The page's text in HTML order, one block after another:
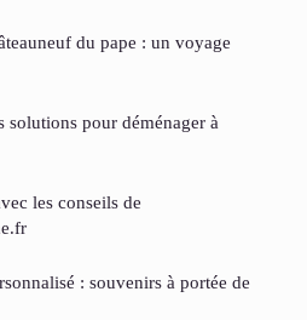
du pape : un voyage
solutions pour déménager à
les conseils de
: souvenirs à portée de